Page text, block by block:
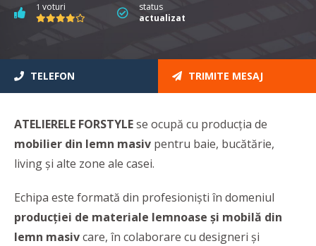
1 voturi
status
actualizat
TELEFON TRIMITE MESAJ
ATELIERELE FORSTYLEse ocupă cu producția de
mobilier din lemn masiv pentru baie, bucătărie,
living și alte zone ale casei.
Echipa este formată din profesioniști în domeniul
producției de materiale lemnoase și mobilă din
lemn masivcare, în colaborare cu designeri și